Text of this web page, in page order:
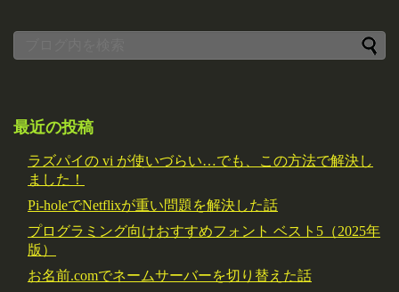
最近の投稿
ラズパイの vi が使いづらい…でも、この方法で解決し
ました！
Pi-holeでNetflixが重い問題を解決した話
プログラミング向けおすすめフォント ベスト5（2025年
版）
お名前.comでネームサーバーを切り替えた話